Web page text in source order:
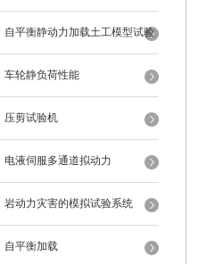
自平衡静动力加载土工模型试验
系统
车轮静负荷性能
压剪试验机
电液伺服多通道拟动力
岩动力灾害的模拟试验系统
自平衡加载